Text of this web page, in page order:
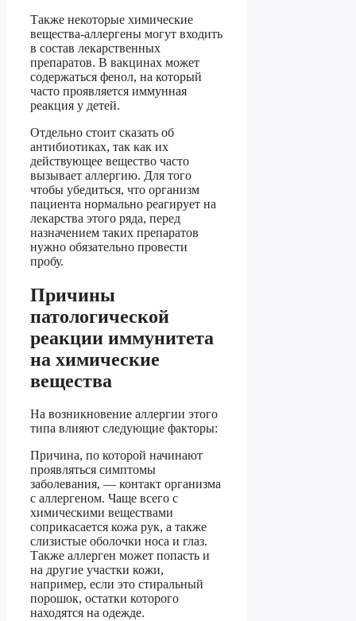
Также некоторые химические
вещества-аллергены могут входить
в состав лекарственных
препаратов. В вакцинах может
содержаться фенол, на который
часто проявляется иммунная
реакция у детей.
Отдельно стоит сказать об
антибиотиках, так как их
действующее вещество часто
вызывает аллергию. Для того
чтобы убедиться, что организм
пациента нормально реагирует на
лекарства этого ряда, перед
назначением таких препаратов
нужно обязательно провести
пробу.
Причины
патологической
реакции иммунитета
на химические
вещества
На возникновение аллергии этого
типа влияют следующие факторы:
Причина, по которой начинают
проявляться симптомы
заболевания, — контакт организма
с аллергеном. Чаще всего с
химическими веществами
соприкасается кожа рук, а также
слизистые оболочки носа и глаз.
Также аллерген может попасть и
на другие участки кожи,
например, если это стиральный
порошок, остатки которого
находятся на одежде.